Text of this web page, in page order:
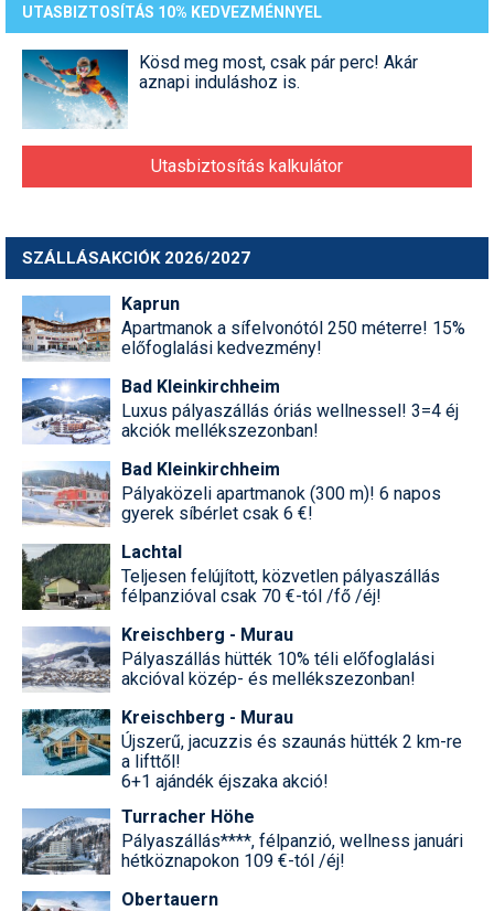
UTASBIZTOSÍTÁS 10% KEDVEZMÉNNYEL
Kösd meg most, csak pár perc! Akár
aznapi induláshoz is.
Utasbiztosítás kalkulátor
SZÁLLÁSAKCIÓK 2026/2027
Kaprun
Apartmanok a sífelvonótól 250 méterre! 15%
előfoglalási kedvezmény!
Bad Kleinkirchheim
Luxus pályaszállás óriás wellnessel! 3=4 éj
akciók mellékszezonban!
Bad Kleinkirchheim
Pályaközeli apartmanok (300 m)! 6 napos
gyerek síbérlet csak 6 €!
Lachtal
Teljesen felújított, közvetlen pályaszállás
félpanzióval csak 70 €-tól /fő /éj!
Kreischberg - Murau
Pályaszállás hütték 10% téli előfoglalási
akcióval közép- és mellékszezonban!
Kreischberg - Murau
Újszerű, jacuzzis és szaunás hütték 2 km-re
a lifttől!
6+1 ajándék éjszaka akció!
Turracher Höhe
Pályaszállás****, félpanzió, wellness januári
hétköznapokon 109 €-tól /éj!
Obertauern